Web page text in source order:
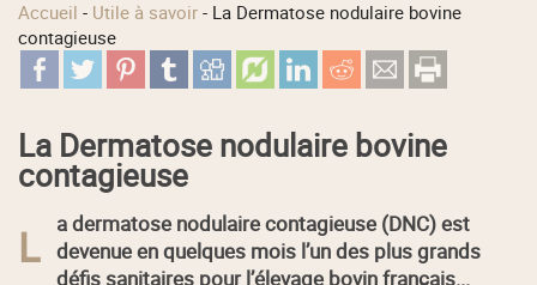
Accueil - Utile à savoir - La Dermatose nodulaire bovine
contagieuse
La Dermatose nodulaire bovine
contagieuse
L
a dermatose nodulaire contagieuse (DNC) est
devenue en quelques mois l’un des plus grands
défis sanitaires pour l’élevage bovin français...